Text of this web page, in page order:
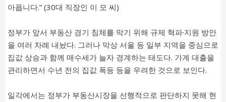
아픕니다.” (30대 직장인 이 모 씨)
정부가 앞서 부동산 경기 침체를 막기 위해 규제 혁파·지원 방안
을 여러 차례 내놨다. 그러나 막상 서울 등 일부 지역을 중심으로
집값 상승과 함께 매수세가 늘자 경계하는 태도다. 가계 대출을
관리하면서 수년 전의 집값 폭등 등을 우려한 것으로 보인다.
일각에서는 정부가 부동산시장을 선행적으로 판단하지 못해 현